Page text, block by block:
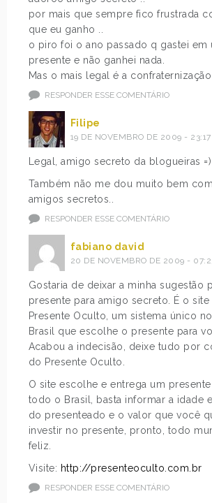
por mais que sempre fico frustrada
que eu ganho ..
o piro foi o ano passado q gastei em
presente e não ganhei nada.
Mas o mais legal é a confraternização
RESPONDER ESSE COMENTÁRIO
Filipe
19 DE NOVEMBRO DE 2009 - 23:17
Legal, amigo secreto da blogueiras =)
Também não me dou muito bem com
amigos secretos..
RESPONDER ESSE COMENTÁRIO
fabiano david
20 DE NOVEMBRO DE 2009 -
Gostaria de deixar a minha sugestão
presente para amigo secreto. É o site
Presente Oculto, um sistema único no
Brasil que escolhe o presente para
Acabou a indecisão, deixe tudo por
do Presente Oculto.
O site escolhe e entrega um
todo o Brasil, basta informar a idade
do presenteado e o valor que você
investir no presente, pronto, todo
feliz.
Visite: http://presenteoculto.com.br
RESPONDER ESSE COMENTÁRIO